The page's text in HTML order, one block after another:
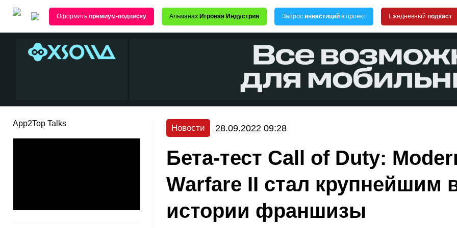
Оформить премиум-подписку Альманах Игровая Индустрия Запрос инвестиций в проект Ежедневный подкаст
App2Top Talks Новости 28.09.2022 09:28
Бета-тест Call of Duty:
Warfare II стал крупнейшим
истории франшизы